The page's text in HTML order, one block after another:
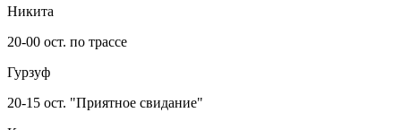
Никита
20-00 ост. по трассе
Гурзуф
20-15 ост. "Приятное свидание"